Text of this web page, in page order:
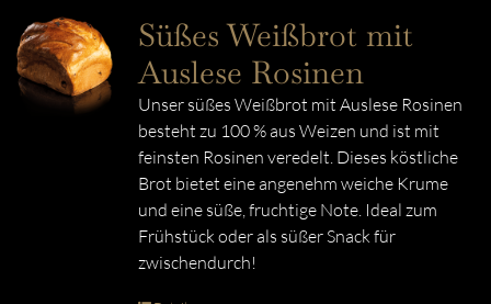
Süßes Weißbrot mit
Auslese Rosinen
Unser süßes Weißbrot mit Auslese Rosinen
besteht zu 100 % aus Weizen und ist mit
feinsten Rosinen veredelt. Dieses köstliche
Brot bietet eine angenehm weiche Krume
und eine süße, fruchtige Note. Ideal zum
Frühstück oder als süßer Snack für
zwischendurch!